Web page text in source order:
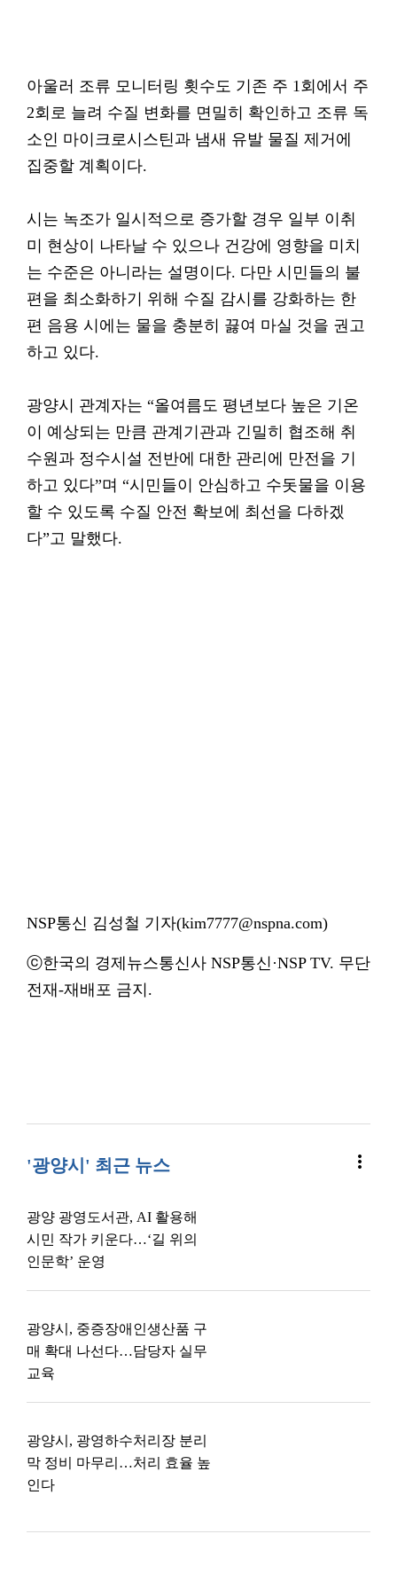
아울러 조류 모니터링 횟수도 기존 주 1회에서 주
2회로 늘려 수질 변화를 면밀히 확인하고 조류 독
소인 마이크로시스틴과 냄새 유발 물질 제거에
집중할 계획이다.
시는 녹조가 일시적으로 증가할 경우 일부 이취
미 현상이 나타날 수 있으나 건강에 영향을 미치
는 수준은 아니라는 설명이다. 다만 시민들의 불
편을 최소화하기 위해 수질 감시를 강화하는 한
편 음용 시에는 물을 충분히 끓여 마실 것을 권고
하고 있다.
광양시 관계자는 “올여름도 평년보다 높은 기온
이 예상되는 만큼 관계기관과 긴밀히 협조해 취
수원과 정수시설 전반에 대한 관리에 만전을 기
하고 있다”며 “시민들이 안심하고 수돗물을 이용
할 수 있도록 수질 안전 확보에 최선을 다하겠
다”고 말했다.
NSP통신 김성철 기자(kim7777@nspna.com)
ⓒ한국의 경제뉴스통신사 NSP통신·NSP TV. 무단
전재-재배포 금지.
'광양시' 최근 뉴스 more_vert
광양 광영도서관, AI 활용해
시민 작가 키운다…‘길 위의
인문학’ 운영
광양시, 중증장애인생산품 구
매 확대 나선다…담당자 실무
교육
광양시, 광영하수처리장 분리
막 정비 마무리…처리 효율 높
인다